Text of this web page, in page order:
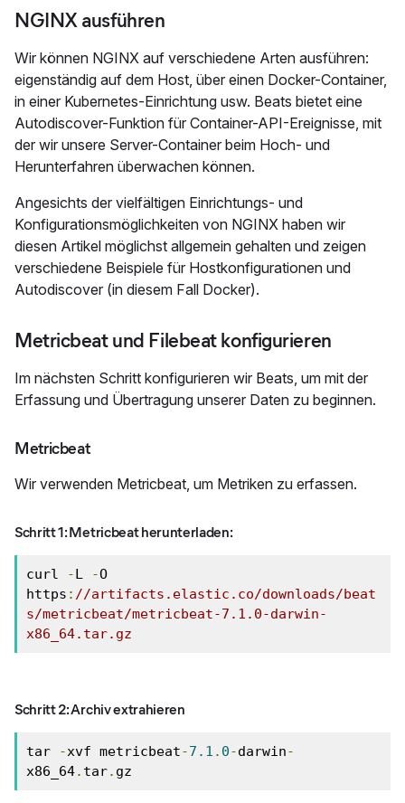
NGINX ausführen
Wir können NGINX auf verschiedene Arten ausführen:
eigenständig auf dem Host, über einen Docker-Container,
in einer Kubernetes-Einrichtung usw. Beats bietet eine
Autodiscover-Funktion für Container-API-Ereignisse, mit
der wir unsere Server-Container beim Hoch- und
Herunterfahren überwachen können.
Angesichts der vielfältigen Einrichtungs- und
Konfigurationsmöglichkeiten von NGINX haben wir
diesen Artikel möglichst allgemein gehalten und zeigen
verschiedene Beispiele für Hostkonfigurationen und
Autodiscover (in diesem Fall Docker).
Metricbeat und Filebeat konfigurieren
Im nächsten Schritt konfigurieren wir Beats, um mit der
Erfassung und Übertragung unserer Daten zu beginnen.
Metricbeat
Wir verwenden Metricbeat, um Metriken zu erfassen.
Schritt 1: Metricbeat herunterladen:
curl -L -O
https : //artifacts.elastic.co/downloads/beat
s/metricbeat/metricbeat-7.1.0-darwin-
x86_64.tar.gz
Schritt 2: Archiv extrahieren
tar -xvf metricbeat-7.1 . 0-darwin-
x86_64. tar. gz